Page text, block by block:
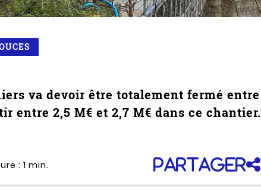
va devoir être totalement fermé entre
entre 2,5 M€ et 2,7 M€ dans ce chantier.
: 1 min. Partager